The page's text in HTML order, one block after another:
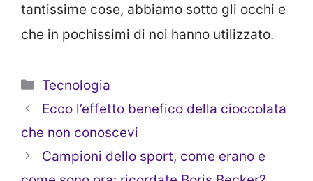
tantissime cose, abbiamo sotto gli occhi e
che in pochissimi di noi hanno utilizzato.
Categorie
Tecnologia
Ecco l’effetto benefico della cioccolata
che non conoscevi
Campioni dello sport, come erano e